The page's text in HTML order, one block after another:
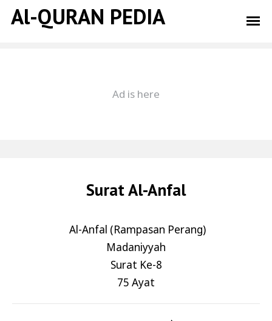
Al-QURAN PEDIA
Surat Al-Anfal
Al-Anfal (Rampasan Perang)
Madaniyyah
Surat Ke-8
75 Ayat